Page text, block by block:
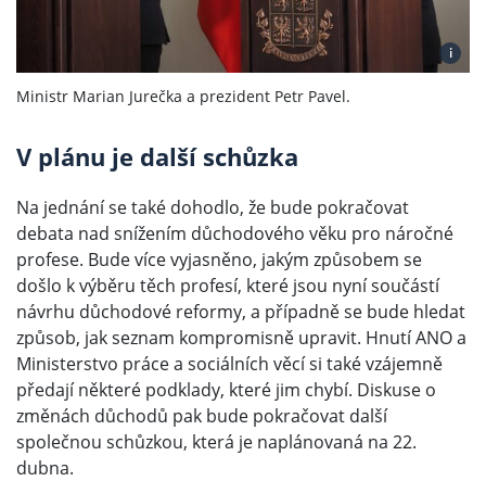
i
Ministr Marian Jurečka a prezident Petr Pavel.
V plánu je další schůzka
Na jednání se také dohodlo, že bude pokračovat
debata nad snížením důchodového věku pro náročné
profese. Bude více vyjasněno, jakým způsobem se
došlo k výběru těch profesí, které jsou nyní součástí
návrhu důchodové reformy, a případně se bude hledat
způsob, jak seznam kompromisně upravit. Hnutí ANO a
Ministerstvo práce a sociálních věcí si také vzájemně
předají některé podklady, které jim chybí. Diskuse o
změnách důchodů pak bude pokračovat další
společnou schůzkou, která je naplánovaná na 22.
dubna.